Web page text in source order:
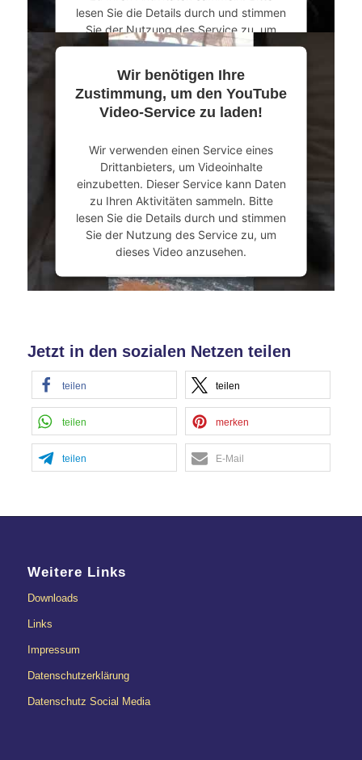
lesen Sie die Details durch und stimmen
Sie der Nutzung des Service zu, um
dieses Video anzusehen.
Mehr Informationen
powered byUsercentrics Consent
Management Platform&eRecht24
Wir benötigen Ihre
Zustimmung, um den YouTube
Video-Service zu laden!
Wir verwenden einen Service eines
Drittanbieters, um Videoinhalte
einzubetten. Dieser Service kann Daten
zu Ihren Aktivitäten sammeln. Bitte
lesen Sie die Details durch und stimmen
Sie der Nutzung des Service zu, um
dieses Video anzusehen.
Mehr Informationen
powered byUsercentrics Consent
Management Platform
Jetzt in den sozialen Netzen teilen
teilen teilen
teilen merken
teilen E-Mail
Weitere Links
Downloads
Links
Impressum
Datenschutzerklärung
Datenschutz Social Media